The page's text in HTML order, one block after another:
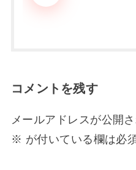
コメントを残す
メールアドレスが公開
※ が付いている欄は必